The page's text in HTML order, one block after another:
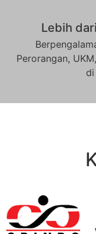
Lebih
Perorangan,